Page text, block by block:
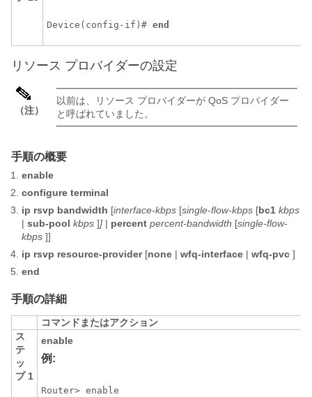
Device(config-if)# end
リソース プロバイダーの設定
（注）
以前は、リソース プロバイダーが QoS プロバイダー
と呼ばれていました。
手順の概要
enable
configure terminal
ip rsvp bandwidth [interface-kbps [single-flow-kbps [bc1 kbps
| sub-pool kbps ]] | percent percent-bandwidth [single-flow-
kbps ]]
ip rsvp resource-provider [none | wfq-interface | wfq-pvc ]
end
手順の詳細
コマンドまたはアクション
ス
テ
ッ
プ 1
enable
例:
Router> enable